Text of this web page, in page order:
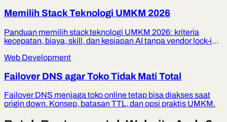
Memilih Stack Teknologi UMKM 2026
Panduan memilih stack teknologi UMKM 2026: kriteria
kecepatan, biaya, skill, dan kesiapan AI tanpa vendor lock-in
Web Development
Failover DNS agar Toko Tidak Mati Total
Failover DNS menjaga toko online tetap bisa diakses saat
origin down. Konsep, batasan TTL, dan opsi praktis UMKM.